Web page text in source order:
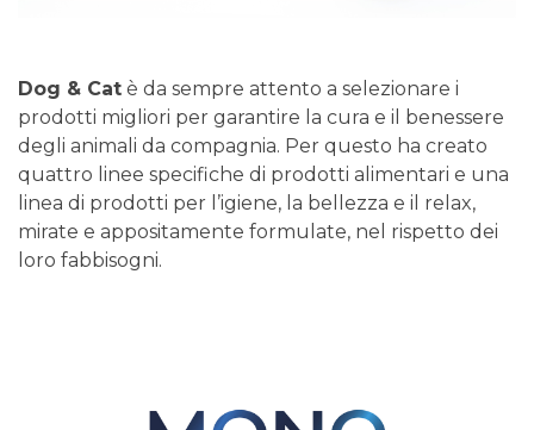
Dog & Cat è da sempre attento a selezionare i
prodotti migliori per garantire la cura e il benessere
degli animali da compagnia. Per questo ha creato
quattro linee specifiche di prodotti alimentari e una
linea di prodotti per l’igiene, la bellezza e il relax,
mirate e appositamente formulate, nel rispetto dei
loro fabbisogni.